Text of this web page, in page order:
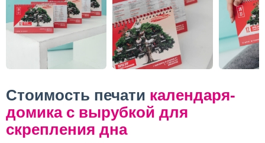
Стоимость печати календаря-
домика с вырубкой для
скрепления дна